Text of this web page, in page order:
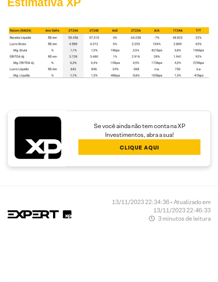
Se você ainda não tem conta na XP
Investimentos, abra a sua!
CLIQUE AQUI
13/11/2023 22:34:36 • Atualizado em
13/11/2023 22:46:33
3 minutos de leitura